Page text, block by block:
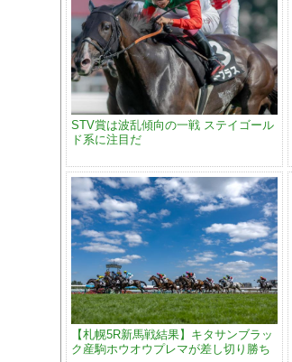
STV賞は波乱傾向の一戦 ステイゴール
ド系に注目だ
【札幌5R新馬戦結果】キタサンブラッ
ク産駒ホウオウプレマが差し切り勝ち